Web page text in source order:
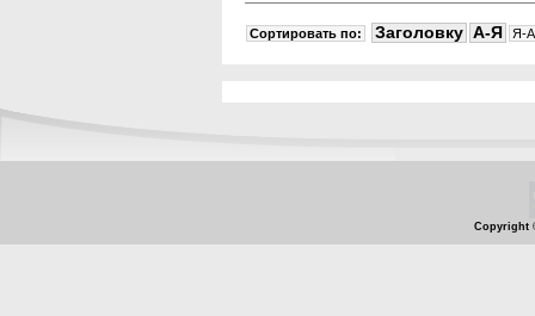
Сортировать по: Заголовку A-Я Я-A
Copyright